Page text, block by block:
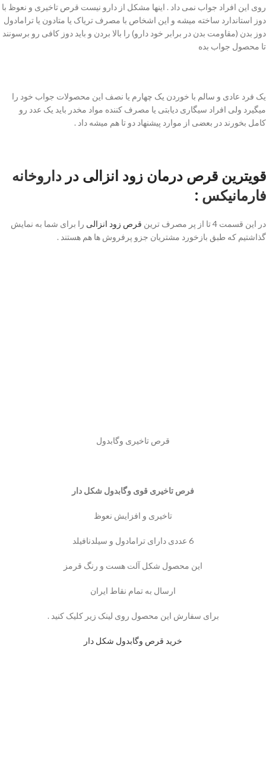
روی این افراد جواب نمی داد . اینها مشکل از دارو نیست قرص تاخیری و نعوظ با
دوز استاندارد ساخته میشه و این اشخاص با مصرف تریاک یا متادون یا ترامادول
دوز بدن (مقاومت بدن در برابر خود دارو) را بالا بردن و باید دوز کافی رو برسونند
تا محصول جواب بده
یک فرد عادی و سالم با خوردن یک چهارم یا نصف این محصولات جواب خود را
میگیرد ولی افراد سیگاری دیابتی یا مصرف کننده مواد مخدر باید یک عدد رو
کامل بخورند در بعضی از موارد پیشنهاد دو تا هم میشه داد .
قویترین قرص درمان زود انزالی در داروخانه
فارمانیکس :
در این قسمت 4 تا از پر مصرف ترین قرص زود انزالی را برای شما به نمایش
گذاشتیم که طبق بازخورد مشتریان جزو پرفروش ها هم هستند .
قرص تاخیری وگابدول
فرص تاخیری قوی وگابدول شکل دار
تاخیری و افزایش نعوظ
6 عددی دارای ترامادول و سیلدنافیلد
این محصول شکل آلت هست و رنگ قرمز
ارسال به تمام نقاط ایران
برای سفارش این محصول روی لینک زیر کلیک کنید .
خرید قرص وگابدول شکل دار